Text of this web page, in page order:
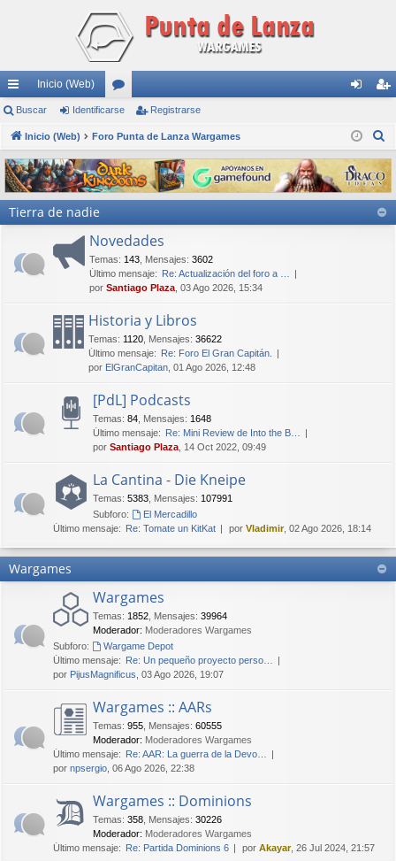
nl
ac
es
rá
pi
Inicio (Web)
or
os nti
fic
ar
ist
ra
rs
e
Buscar Identificarse Registrarse
Inicio (Web) Foro Punta de Lanza Wargames
s
c
Tierra de nadie
Novedades
Temas: 143 Mensajes: 3602
Último mensaje: Re: Actualización del foro a …
por Santiago Plaza , 03 Ago 2026, 15:34
Historia y Libros
Temas: 1120 Mensajes: 36622
Último mensaje: Re: Foro El Gran Capitán.
por ElGranCapitan , 01 Ago 2026, 12:48
[PdL] Podcasts
Temas: 84 Mensajes: 1648
Último mensaje: Re: Mini Review de Into the B…
por Santiago Plaza , 14 Oct 2022, 09:49
La Cantina - Die Kneipe
Temas: 5383 Mensajes: 107991
Subforo:
El Mercadillo
Último mensaje: Re: Tomate un KitKat por Vladimir, 02 Ago 2026, 18:14
Wargames
Wargames
Temas: 1852 Mensajes: 39964
Moderador: Moderadores Wargames
Subforo:
Wargame Depot
Último mensaje: Re: Un pequeño proyecto perso…
por PijusMagnificus , 03 Ago 2026, 19:07
Wargames :: AARs
Temas: 955 Mensajes: 60555
Moderador: Moderadores Wargames
Último mensaje: Re: AAR: La guerra de la Devo…
por npsergio , 06 Ago 2026, 22:38
Wargames :: Dominions
Temas: 358 Mensajes: 30226
Moderador: Moderadores Wargames
Último mensaje: Re: Partida Dominions 6 por Akayar, 26 Jul 2024, 21:57